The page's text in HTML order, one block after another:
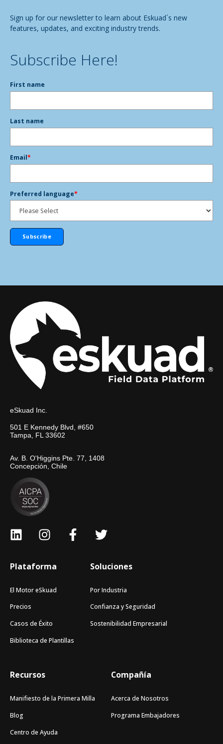
Sign up for our newsletter to learn about Eskuad´s new
features, updates, and exciting industry trends.
Subscribe Here!
First name
Last name
Email*
Preferred language*
eSkuad Inc.
501 E Kennedy Blvd, #650
Tampa, FL 33602
Av. B. O'Higgins Pte. 77, 1408
Concepción, Chile
Plataforma
El Motor eSkuad
Precios
Casos de Éxito
Biblioteca de Plantillas
Soluciones
Por Industria
Confianza y Seguridad
Sostenibilidad Empresarial
Recursos
Manifiesto de la Primera Milla
Blog
Centro de Ayuda
Compañía
Acerca de Nosotros
Programa Embajadores